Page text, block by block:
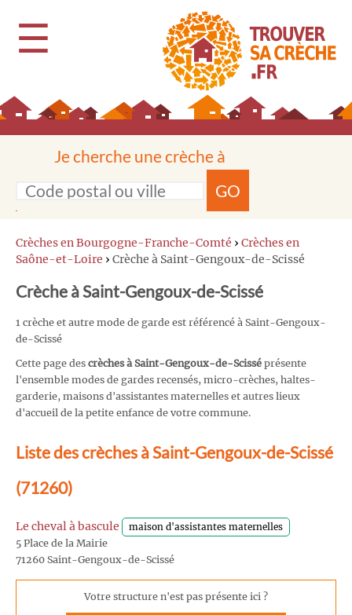
☰
Je cherche une crèche à
GO
Crèches en Bourgogne-Franche-Comté › Crèches en
Saône-et-Loire › Crèche à Saint-Gengoux-de-Scissé
Crèche à Saint-Gengoux-de-Scissé
1 crèche et autre mode de garde est référencé à Saint-Gengoux-
de-Scissé
Cette page des crèches à Saint-Gengoux-de-Scissé présente
l'ensemble modes de gardes recensés, micro-crèches, haltes-
garderie, maisons d'assistantes maternelles et autres lieux
d'accueil de la petite enfance de votre commune.
Liste des crèches à Saint-Gengoux-de-Scissé
(71260)
Le cheval à bascule maison d'assistantes maternelles
5 Place de la Mairie
71260 Saint-Gengoux-de-Scissé
Votre structure n'est pas présente ici ?